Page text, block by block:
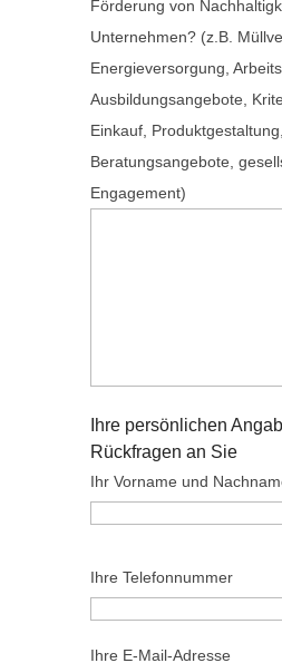
Förderung von
Unternehmen? (z.B.
Energieversorgung,
Ausbildungsangebote,
Einkauf, Produktgestaltung,
Beratungsangebote,
Engagement)
Ihre persönlichen
Rückfragen an Sie
Ihr Vorname und
t
t
Ihre Telefonnummer
Ihre E-Mail-Adresse